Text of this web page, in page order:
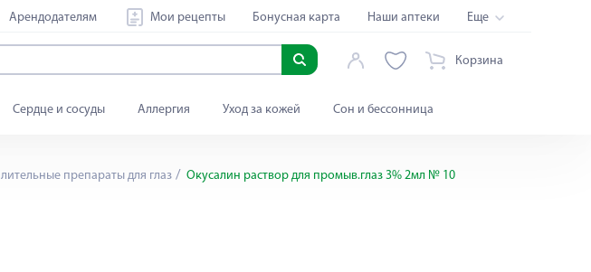
Арендодателям Мои рецепты Бонусная карта Наши аптеки Еще
Корзина
Сердце и сосуды Аллергия Уход за кожей Сон и бессонница
препараты для глаз Окусалин раствор для промыв.глаз 3% 2мл № 10